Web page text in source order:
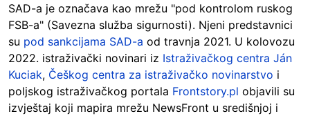
SAD-a je označava kao mrežu "pod kontrolom ruskog
FSB-a" (Savezna služba sigurnosti). Njeni predstavnici
su pod sankcijama SAD-a od travnja 2021. U kolovozu
2022. istraživački novinari iz Istraživačkog centra Ján
Kuciak, Češkog centra za istraživačko novinarstvo i
poljskog istraživačkog portala Frontstory.pl objavili su
izvještaj koji mapira mrežu NewsFront u središnjoj i